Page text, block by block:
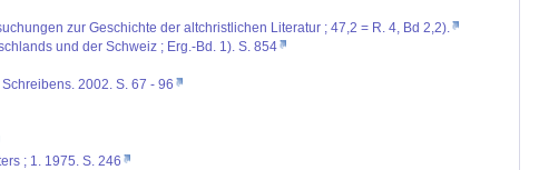
zur Geschichte der altchristlichen Literatur ; 47,2 = R. 4, Bd 2,2).
und der Schweiz ; Erg.-Bd. 1). S. 854
2002. S. 67 - 96
; 1. 1975. S. 246